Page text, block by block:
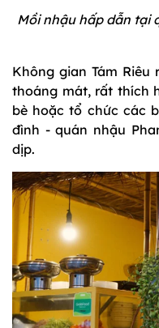
Mồi nhậu hấp dẫn tại
Không gian Tám
thoáng mát, rất thích
bè hoặc tổ chức các
đình - quán nhậu
dịp.